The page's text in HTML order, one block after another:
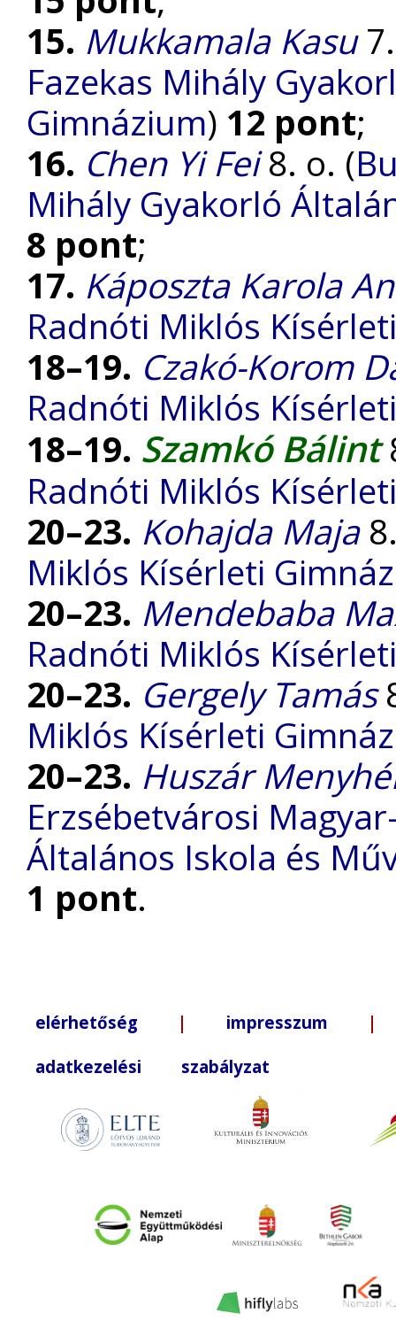
15. Mukkamala Kasu
Fazekas Mihály
Gimnázium) 12 pont;
16. Chen Yi Fei8. o. (
Mihály Gyakorló
8 pont;
17. Káposzta Karola
Radnóti Miklós
18–19. Czakó-Korom
Radnóti Miklós
18–19. Szamkó Bálint
Radnóti Miklós
20–23. Kohajda Maja
Miklós Kísérleti
20–23. Mendebaba
Radnóti Miklós
20–23. Gergely Tamás
Miklós Kísérleti
20–23. Huszár
Erzsébetvárosi
Általános Iskola és
1 pont.
elérhetőség | impresszum |
adatkezelési szabályzat